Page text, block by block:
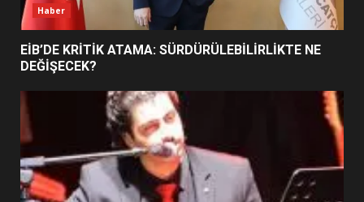
BURHANİYE BELEDİYESPOR’DA
YENİ YÖNETİM NASIL
Haber
EİB’DE KRİTİK ATAMA: SÜRDÜRÜLEBİLİRLİKTE NE
DEĞİŞECEK?